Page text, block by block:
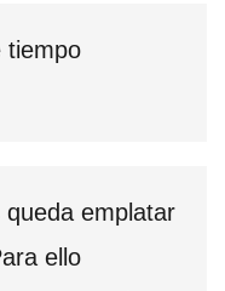
tiempo
emplatar
ello